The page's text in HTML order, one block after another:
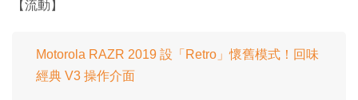
【流動】
Motorola RAZR 2019 設「Retro」懷舊模式！回味
經典 V3 操作介面